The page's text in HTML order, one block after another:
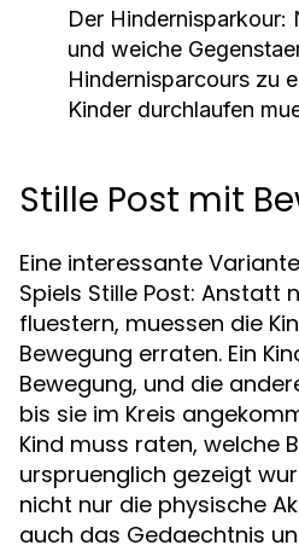
Der Hindernisparkour:
und weiche
Hindernisparcours zu
Kinder durchlaufen
Stille Post mit
Eine interessante
Spiels Stille Post: Anstatt
fluestern, muessen die
Bewegung erraten. Ein
Bewegung, und die
bis sie im Kreis
Kind muss raten, welche
urspruenglich gezeigt
nicht nur die physische
auch das Gedaechtnis